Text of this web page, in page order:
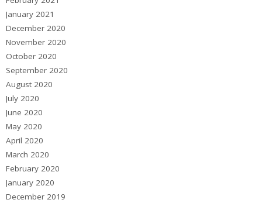
January 2021
December 2020
November 2020
October 2020
September 2020
August 2020
July 2020
June 2020
May 2020
April 2020
March 2020
February 2020
January 2020
December 2019